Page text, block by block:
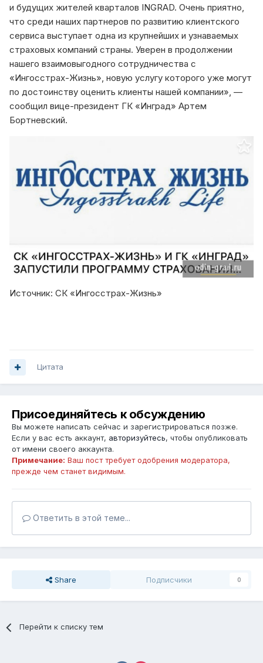
и будущих жителей кварталов INGRAD. Очень приятно,
что среди наших партнеров по развитию клиентского
сервиса выступает одна из крупнейших и узнаваемых
страховых компаний страны. Уверен в продолжении
нашего взаимовыгодного сотрудничества с
«Ингосстрах-Жизнь», новую услугу которого уже могут
по достоинству оценить клиенты нашей компании», —
сообщил вице-президент ГК «Инград» Артем
Бортневский.
Источник: СК «Ингосстрах-Жизнь»
Цитата
Присоединяйтесь к обсуждению
Вы можете написать сейчас и зарегистрироваться позже.
Если у вас есть аккаунт, авторизуйтесь, чтобы опубликовать
от имени своего аккаунта.
Примечание: Ваш пост требует одобрения модератора,
прежде чем станет видимым.
Ответить в этой теме...
Share Подписчики 0
Перейти к списку тем